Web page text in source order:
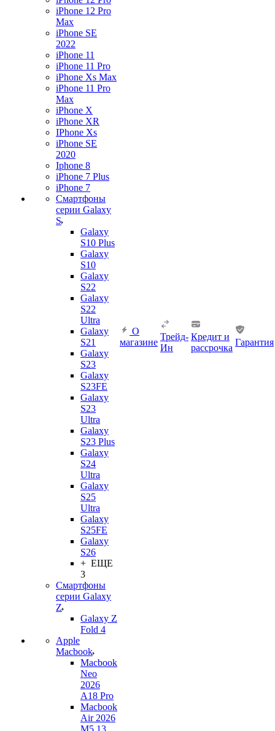
iPhone 12 Pro
Max
iPhone SE
2022
iPhone 11
iPhone 11 Pro
iPhone Xs Max
iPhone 11 Pro
Max
iPhone X
iPhone XR
IPhone Xs
iPhone SE
2020
Iphone 8
iPhone 7 Plus
iPhone 7
Смартфоны
серии Galaxy
S
Galaxy
S10 Plus
Galaxy
S10
Galaxy
S22
Galaxy
S22
Ultra
Galaxy
S21
Galaxy
S23
Galaxy
S23FE
Galaxy
S23
Ultra
Galaxy
S23 Plus
Galaxy
S24
Ultra
Galaxy
S25
Ultra
Galaxy
S25FE
Galaxy
S26
+ ЕЩЕ
3
Смартфоны
серии Galaxy
Z
Galaxy Z
Fold 4
Apple
Macbook
Macbook
Neo
2026
A18 Pro
Macbook
Air 2026
M5 13
О
магазине
Трейд-
Ин
Кредит и
рассрочка
Гарантия